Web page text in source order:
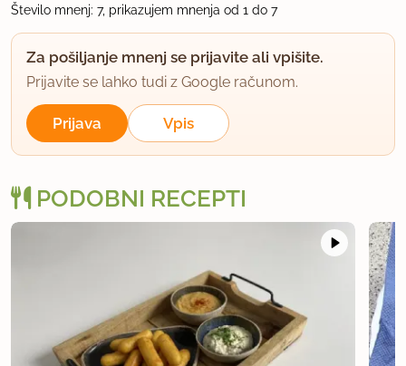
13.11.2012 ob 8:44
Super, hvala. V kratkem naredim .
uporabno
13.11.2012 ob 21:16
pri nas se nikoli ne ohladijo, ker vedno prej
uporabno
Število mnenj: 7, prikazujem mnenja od 1 do 7
Za pošiljanje mnenj se prijavite ali vpišite.
Prijavite se lahko tudi z Google računom.
Prijava Vpis
PODOBNI RECEPTI